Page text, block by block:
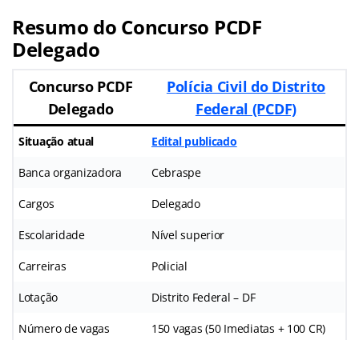
Resumo do Concurso PCDF
Delegado
Concurso PCDF
Delegado
Polícia Civil do Distrito
Federal (PCDF)
Situação atual Edital publicado
Banca organizadora Cebraspe
Cargos Delegado
Escolaridade Nível superior
Carreiras Policial
Lotação Distrito Federal – DF
Número de vagas 150 vagas (50 Imediatas + 100 CR)